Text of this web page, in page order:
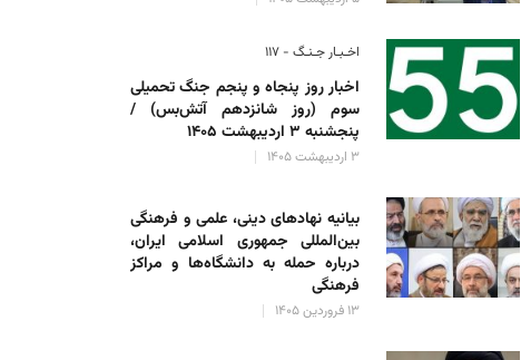
اخـبـار جـنـگ - ۱۱۷
اخبار روز پنجاه و پنجم جنگ تحمیلی
سوم (روز شانزدهم آتش‌بس) /
پنجشنبه ۳ اردیبهشت ۱۴۰۵
۳ اردیبهشت ۱۴۰۵
بیانیه نهادهای دینی، علمی و فرهنگی
بین‌المللی جمهوری اسلامی ایران،
درباره حمله به دانشگاه‌ها و مراکز
فرهنگی
۱۳ فروردین ۱۴۰۵